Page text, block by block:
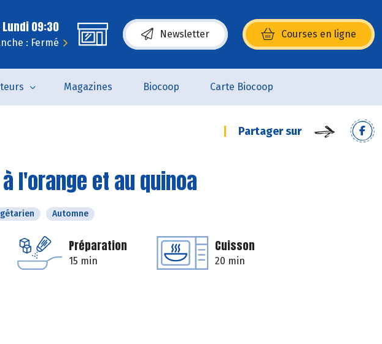
09:30
: Fermé
Newsletter Courses en ligne
(s’ouvre dans une nouvelle fenêtre)
Magazines Biocoop Carte Biocoop
Partager sur
l'orange et au quinoa
Automne
Préparation
15 min
Cuisson
20 min